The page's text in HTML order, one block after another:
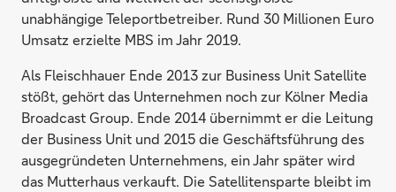
unabhängige Teleportbetreiber. Rund 30 Millionen Euro
Umsatz erzielte MBS im Jahr 2019.
Als Fleischhauer Ende 2013 zur Business Unit Satellite
stößt, gehört das Unternehmen noch zur Kölner Media
Broadcast Group. Ende 2014 übernimmt er die Leitung
der Business Unit und 2015 die Geschäftsführung des
ausgegründeten Unternehmens, ein Jahr später wird
das Mutterhaus verkauft. Die Satellitensparte bleibt im